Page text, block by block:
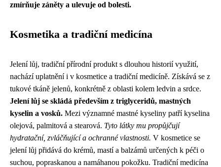
zmírňuje záněty a ulevuje od bolesti.
Kosmetika a tradiční medicína
Jelení lůj, tradiční přírodní produkt s dlouhou historií využití,
nachází uplatnění i v kosmetice a tradiční medicíně. Získává se z
tukové tkáně jelenů, konkrétně z oblasti kolem ledvin a srdce.
Jelení lůj se skládá především z triglyceridů, mastných
kyselin a vosků. Mezi významné mastné kyseliny patří kyselina
olejová, palmitová a stearová. Tyto látky mu propůjčují
hydratační, zvláčňující a ochranné vlastnosti. V kosmetice se
jelení lůj přidává do krémů, mastí a balzámů určených k péči o
suchou, popraskanou a namáhanou pokožku. Tradiční medicína